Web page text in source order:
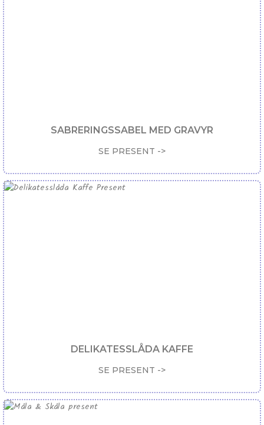
SABRERINGSSABEL MED GRAVYR
SE PRESENT ->
DELIKATESSLÅDA KAFFE
SE PRESENT ->